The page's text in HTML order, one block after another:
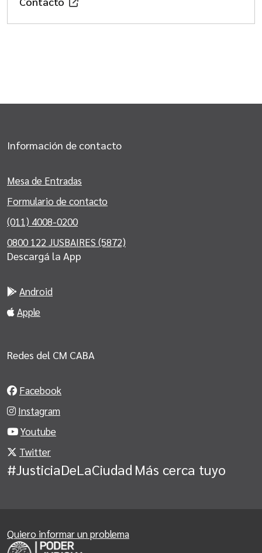
Información de contacto
Mesa de Entradas
Formulario de contacto
(011) 4008-0200
0800 122 JUSBAIRES (5872)
Descargá la App
Android
Apple
Redes del CM CABA
Facebook
Instagram
Youtube
Twitter
#JusticiaDeLaCiudad Más cerca tuyo
Quiero informar un problema